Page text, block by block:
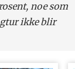
noe som
ikke blir